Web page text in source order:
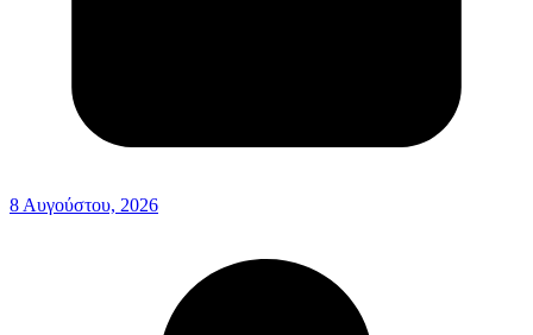
8 Αυγούστου, 2026